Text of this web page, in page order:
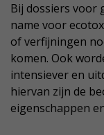
Bij dossiers voor
name voor
of verfijningen
komen. Ook
intensiever en
hiervan zijn de
eigenschappen